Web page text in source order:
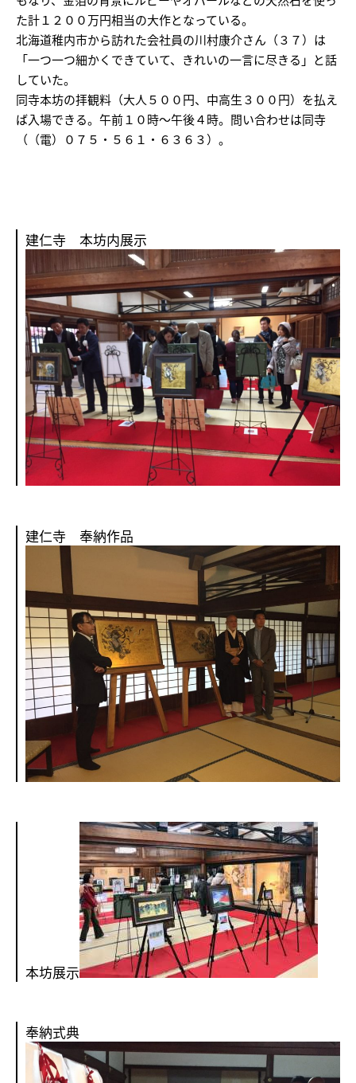
た計１２００万円相当の大作となっている。
北海道稚内市から訪れた会社員の川村康介さん（３７）は
「一つ一つ細かくできていて、きれいの一言に尽きる」と話
していた。
同寺本坊の拝観料（大人５００円、中高生３００円）を払え
ば入場できる。午前１０時～午後４時。問い合わせは同寺
（（電）０７５・５６１・６３６３）。
建仁寺 本坊内展示
建仁寺 奉納作品
本坊展示
奉納式典